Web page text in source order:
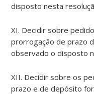
disposto nesta
XI. Decidir sobre
prorrogação de prazo
observado o disposto
XII. Decidir sobre os
prazo e de depósito